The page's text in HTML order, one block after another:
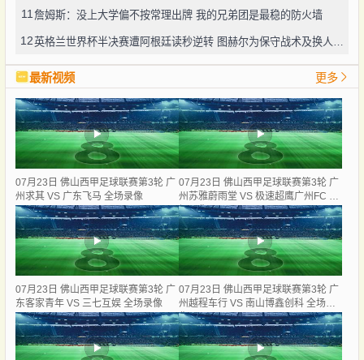
11詹姆斯：没上大学偏不按常理出牌 我的兄弟团是最稳的防火墙
12
最新视频 更多
07月23日 佛山西甲足球联赛第3轮 广
州求其 VS 广东飞马 全场录像
07月23日 佛山西甲足球联赛第3轮 广
州苏雅蔚雨堂 VS 极速超鹰广州FC 全
场录像
07月23日 佛山西甲足球联赛第3轮 广
东客家青年 VS 三七互娱 全场录像
07月23日 佛山西甲足球联赛第3轮 广
州越程车行 VS 南山博鑫创科 全场录
像